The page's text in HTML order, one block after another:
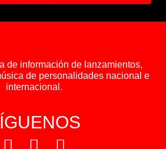
de información de lanzamientos,
de personalidades nacional e
internacional.